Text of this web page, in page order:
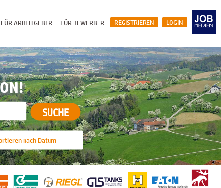
LOGIN
REGISTRIEREN
FÜR BEWERBER
FÜR ARBEITGEBER
SUCHE